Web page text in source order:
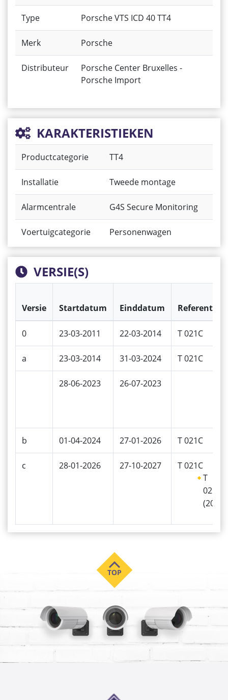
Type Porsche VTS ICD 40 TT4
Merk Porsche
Distributeur
Porsche Center Bruxelles -
Porsche Import
KARAKTERISTIEKEN
Productcategorie TT4
Installatie Tweede montage
Alarmcentrale G4S Secure Monitoring
Voertuigcategorie Personenwagen
VERSIE(S)
Versie Startdatum Einddatum Referentie
0 23-03-2011 22-03-2014 T 021C
a 23-03-2014 31-03-2024 T 021C
28-06-2023 26-07-2023
b 01-04-2024 27-01-2026 T 021C
c 28-01-2026 27-10-2027
T 021C
T
021C
(2021)